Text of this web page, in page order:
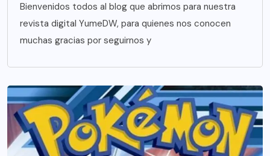
Bienvenidos todos al blog que abrimos para nuestra
revista digital YumeDW, para quienes nos conocen
muchas gracias por seguirnos y